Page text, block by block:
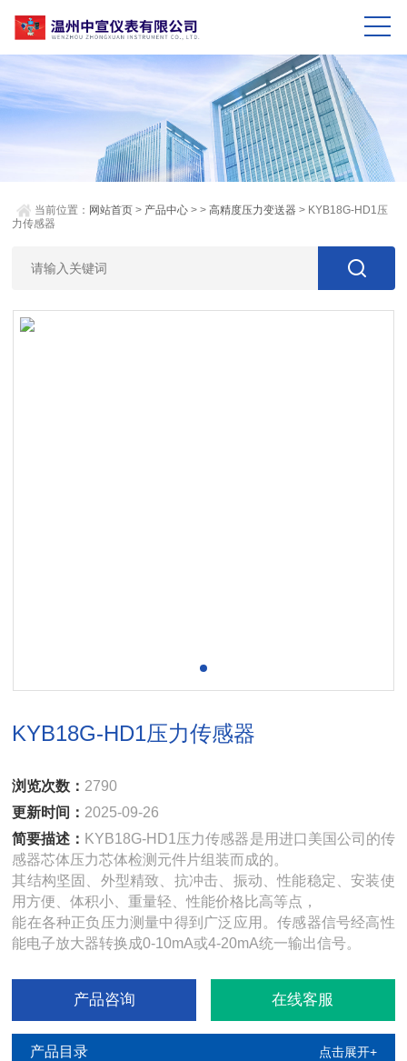
当前位置： 网站首页 > 产品中心 > >高精度压力变送器 > KYB18G-HD1压
力传感器
KYB18G-HD1压力传感器
浏览次数： 2790
更新时间： 2025-09-26
简要描述： KYB18G-HD1压力传感器是用进口美国公司的传
感器芯体压力芯体检测元件片组装而成的。
其结构坚固、外型精致、抗冲击、振动、性能稳定、安装使
用方便、体积小、重量轻、性能价格比高等点，
能在各种正负压力测量中得到广泛应用。传感器信号经高性
能电子放大器转换成0-10mA或4-20mA统一输出信号。
产品咨询 在线客服
产品目录 点击展开+